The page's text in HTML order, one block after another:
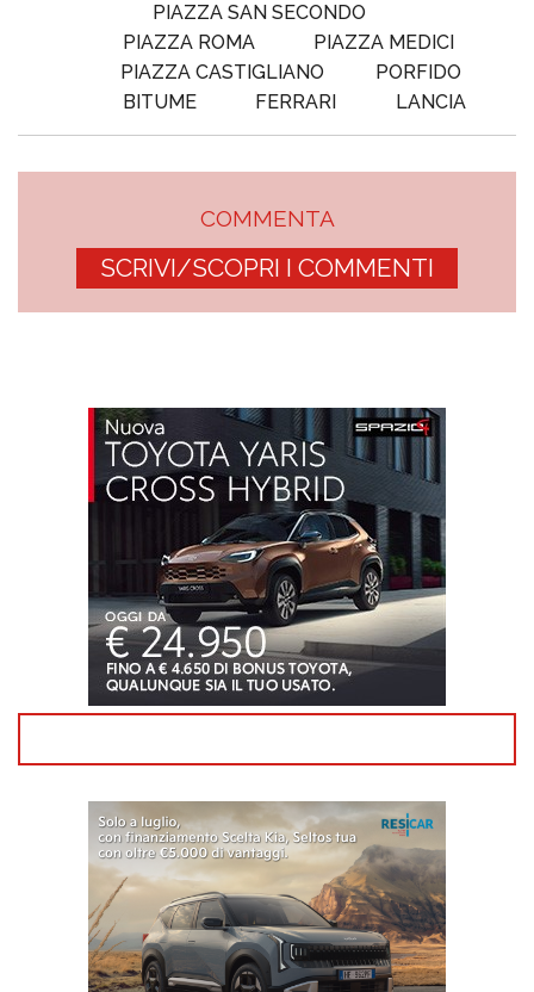
PIAZZA SAN SECONDO
PIAZZA ROMA
PIAZZA MEDICI
PIAZZA CASTIGLIANO
PORFIDO
BITUME
FERRARI LANCIA
COMMENTA
SCRIVI/SCOPRI I COMMENTI